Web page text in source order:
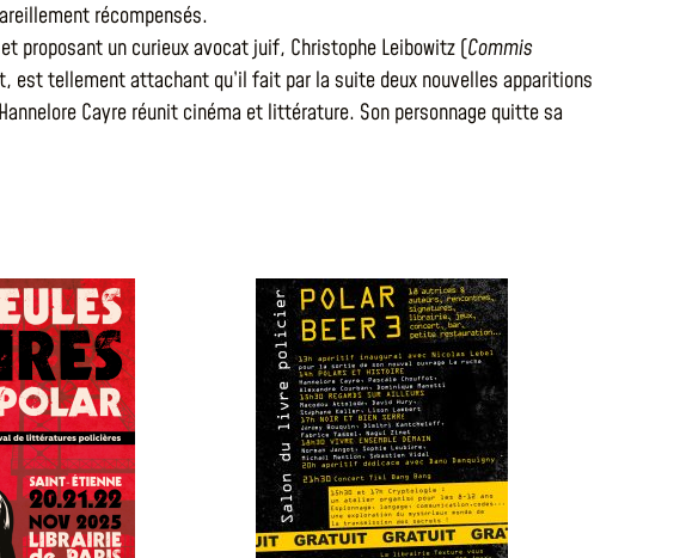
récompensés.
proposant un curieux avocat juif, Christophe Leibowitz (Commis
tellement attachant qu’il fait par la suite deux nouvelles apparitions
Cayre réunit cinéma et littérature. Son personnage quitte sa